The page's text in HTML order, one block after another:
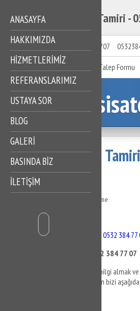
Yeşilköy Klozet Tamiri -
ANASAYFA
HAKKIMIZDA
HIZMETLERIMIZ
REFERANSLARIMIZ
USTAYA SOR
BLOG
GALERİ
BASINDA BİZ
İLETİŞİM
05323847707
Talep Formu
Yeşilköy Klozet
77 07
623 Görüntüleme
İçindekiler
Yeşilköy Klozet Tamiri - 0532 384 77
Yeşilköy Klozet Tamiri - 0532 384 77 07
Yeşilköy klozet tamiri ile ilgili bilgi almak
hizmetlerine ilişkin detaylar için bizi